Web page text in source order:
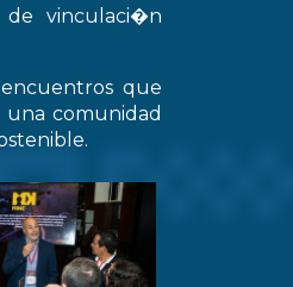
de vinculaci�n
que
comunidad